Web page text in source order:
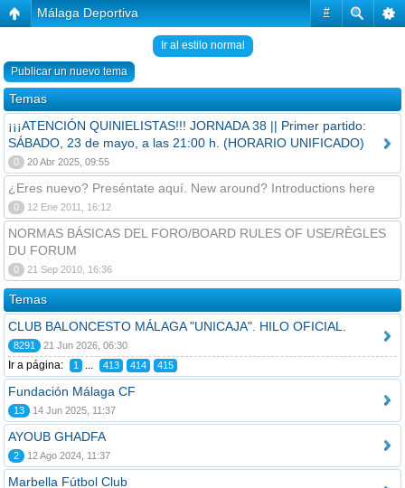
#
Málaga Deportiva
Ir al estilo normal
Publicar un nuevo tema
Temas
¡¡¡ATENCIÓN QUINIELISTAS!!! JORNADA 38 || Primer partido:
SÁBADO, 23 de mayo, a las 21:00 h. (HORARIO UNIFICADO)
0 20 Abr 2025, 09:55
¿Eres nuevo? Preséntate aquí. New around? Introductions here
0 12 Ene 2011, 16:12
NORMAS BÁSICAS DEL FORO/BOARD RULES OF USE/RÈGLES
DU FORUM
0 21 Sep 2010, 16:36
Temas
CLUB BALONCESTO MÁLAGA "UNICAJA". HILO OFICIAL.
8291 21 Jun 2026, 06:30
Ir a página: 1 ... 413 414 415
Fundación Málaga CF
13 14 Jun 2025, 11:37
AYOUB GHADFA
2 12 Ago 2024, 11:37
Marbella Fútbol Club